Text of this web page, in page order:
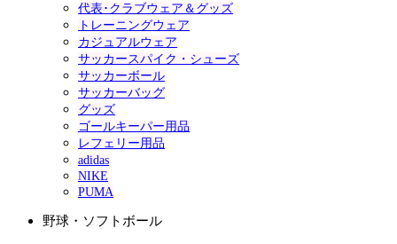
代表･クラブウェア＆グッズ
トレーニングウェア
カジュアルウェア
サッカースパイク・シューズ
サッカーボール
サッカーバッグ
グッズ
ゴールキーパー用品
レフェリー用品
adidas
NIKE
PUMA
野球・ソフトボール